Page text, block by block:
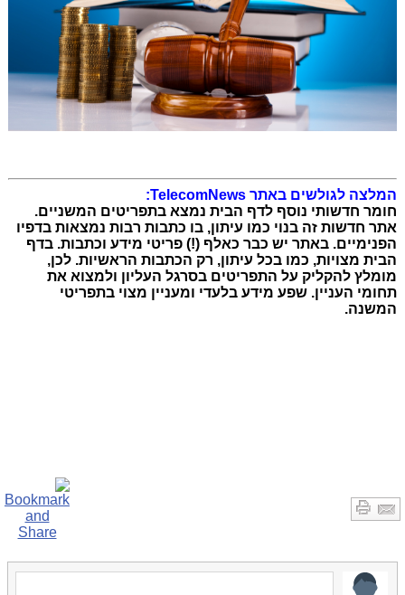
המלצה לגולשים באתר TelecomNews:
חומר חדשותי נוסף לדף הבית נמצא בתפריטים המשניים.
אתר חדשות זה בנוי כמו עיתון, בו כתבות רבות נמצאות בדפיו
הפנימיים. באתר יש כבר כאלף (!) פריטי מידע וכתבות. בדף
הבית מצויות, כמו בכל עיתון, רק הכתבות הראשיות. לכן,
מומלץ להקליק על התפריטים בסרגל העליון ולמצוא את
תחומי העניין. שפע מידע בלעדי ומעניין מצוי בתפריטי
המשנה.